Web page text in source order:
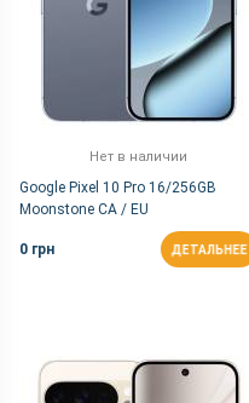
Нет в наличии
Google Pixel 10 Pro 16/256GB
Moonstone CA / EU
0 грн ДЕТАЛЬНЕЕ